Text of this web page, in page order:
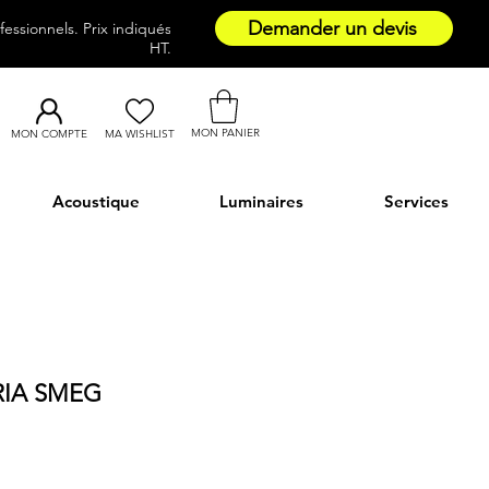
Prix indiqués
HT.
Demander un devis
MON COMPTE MA WISHLIST MON PANIER
Acoustique Luminaires Services
SMEG